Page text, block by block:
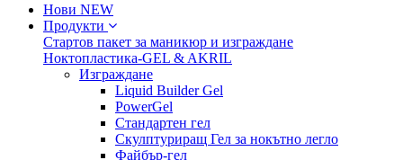
Нови NEW
Продукти
Стартов пакет за маникюр и изграждане
Ноктопластика-GEL & AKRIL
Изграждане
Liquid Builder Gel
PowerGel
Стандартен гел
Скулптуриращ Гел за нокътно легло
Файбър-гел